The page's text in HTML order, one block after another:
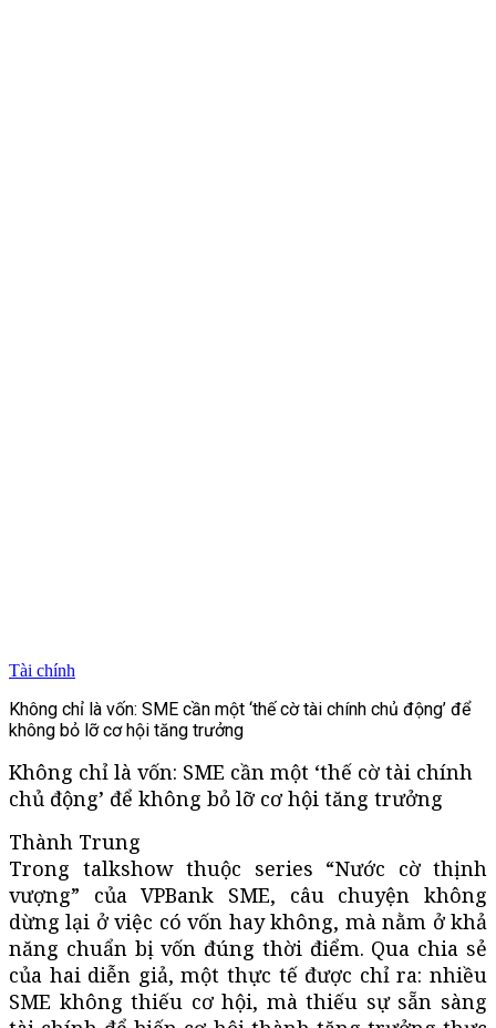
Tài chính
Không chỉ là vốn: SME cần một ‘thế cờ tài chính chủ động’ để
không bỏ lỡ cơ hội tăng trưởng
Không chỉ là vốn: SME cần một ‘thế cờ tài chính
chủ động’ để không bỏ lỡ cơ hội tăng trưởng
Thành Trung
Trong talkshow thuộc series “Nước cờ thịnh
vượng” của VPBank SME, câu chuyện không
dừng lại ở việc có vốn hay không, mà nằm ở khả
năng chuẩn bị vốn đúng thời điểm. Qua chia sẻ
của hai diễn giả, một thực tế được chỉ ra: nhiều
SME không thiếu cơ hội, mà thiếu sự sẵn sàng